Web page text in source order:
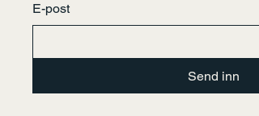
E-post
Send inn